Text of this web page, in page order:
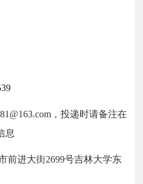
，投递时请备注在
息
前进大街2699号吉林大学东